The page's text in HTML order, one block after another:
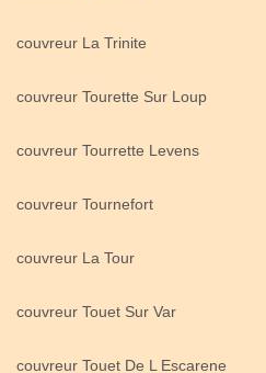
couvreur La Trinite
couvreur Tourette Sur Loup
couvreur Tourrette Levens
couvreur Tournefort
couvreur La Tour
couvreur Touet Sur Var
couvreur Touet De L Escarene